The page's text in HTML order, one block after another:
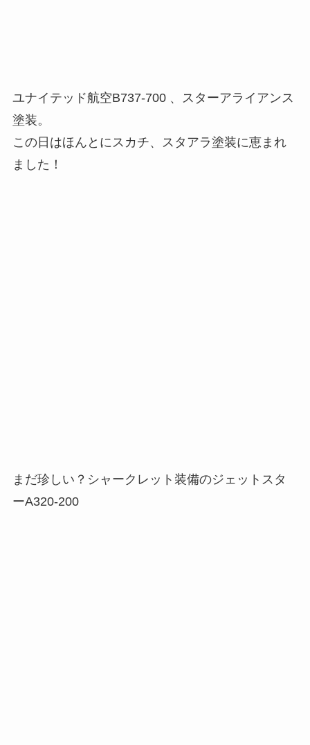
ユナイテッド航空B737-700 、スターアライアンス
塗装。
この日はほんとにスカチ、スタアラ塗装に恵まれ
ました！
まだ珍しい？シャークレット装備のジェットスタ
ーA320-200